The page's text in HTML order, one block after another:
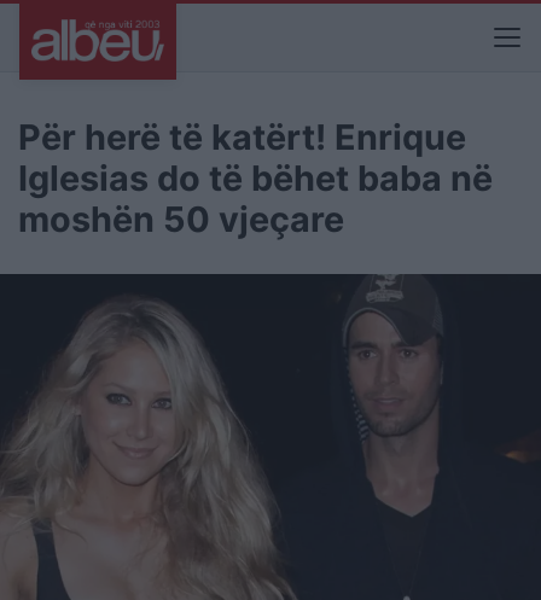
Për herë të katërt! Enrique
Iglesias do të bëhet baba në
moshën 50 vjeçare